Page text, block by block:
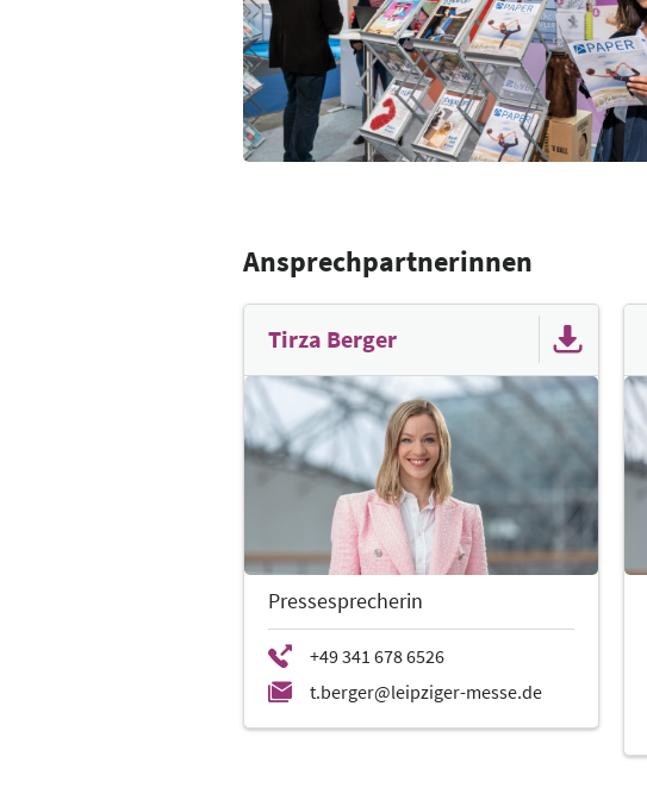
Ansprechpartnerinnen
Tirza Berger
Pressesprecherin